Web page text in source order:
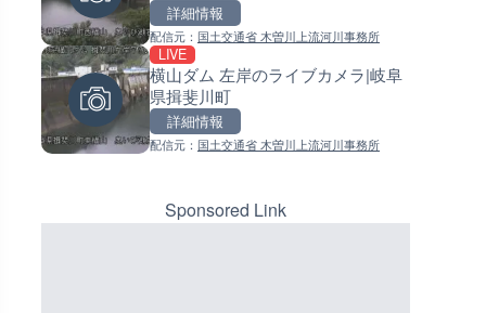
詳細情報
配信元： 国土交通省 木曽川上流河川事務所
LIVE
横山ダム 左岸のライブカメラ|岐阜
県揖斐川町
詳細情報
配信元： 国土交通省 木曽川上流河川事務所
配信元：NEXCO西日本
琵琶湖大橋有料道路・守山市
配信元：滋賀県道路公社
ブカメラ|高知県香南市
詳細情報
配信元：国土交通省 北海道開発局
東京都品川区南大井のライブ
配信元：東京都品川区南大井ライブカメラ
大分県大分市
詳細情報
Sponsored Link